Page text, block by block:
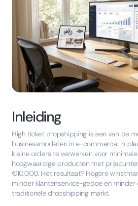
Inleiding
High ticket dropshipping is een van de
businessmodellen in e-commerce. In
kleine orders te verwerken voor
hoogwaardige producten met
€10.000. Het resultaat? Hogere
minder klantenservice-gedoe en
traditionele dropshipping markt.